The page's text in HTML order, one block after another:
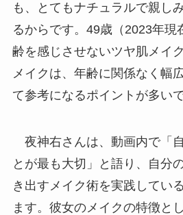
も、とてもナチュラルで親し
るからです。49歳（2023年現
齢を感じさせないツヤ肌メイ
メイクは、年齢に関係なく幅
て参考になるポイントが多いで
夜神右さんは、動画内で「
とが最も大切」と語り、自分
き出すメイク術を実践してい
ます。彼女のメイクの特徴と